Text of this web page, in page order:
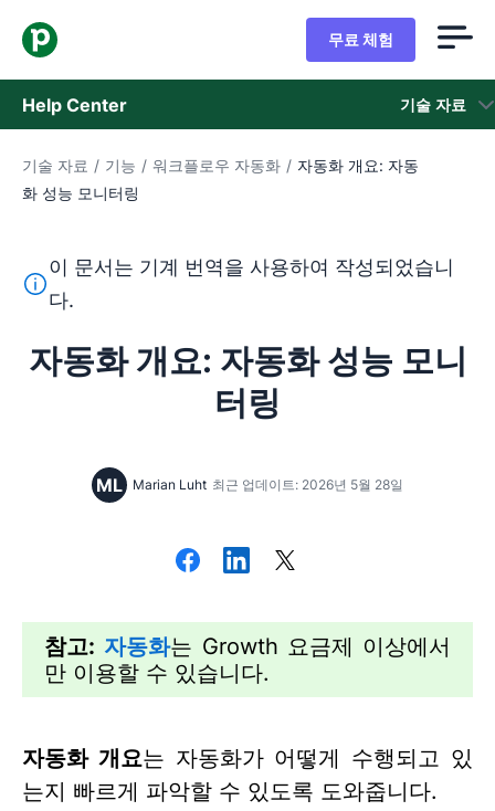
무료 체험
Help Center 기술 자료
기술 자료
지원 팀 문의
기술 자료 / 기능 / 워크플로우 자동화 / 자동화 개요: 자동
화 성능 모니터링
이 텍스트는 기계 번역 도구를 사용하여 영어를 번역한 것
이 문서는 기계 번역을 사용하여 작성되었습니
다.
자동화 개요: 자동화 성능 모니
터링
ML Marian Luht 최근 업데이트: 2026년 5월 28일
참고: 자동화는 Growth 요금제 이상에서
만 이용할 수 있습니다.
자동화 개요는 자동화가 어떻게 수행되고 있
는지 빠르게 파악할 수 있도록 도와줍니다.